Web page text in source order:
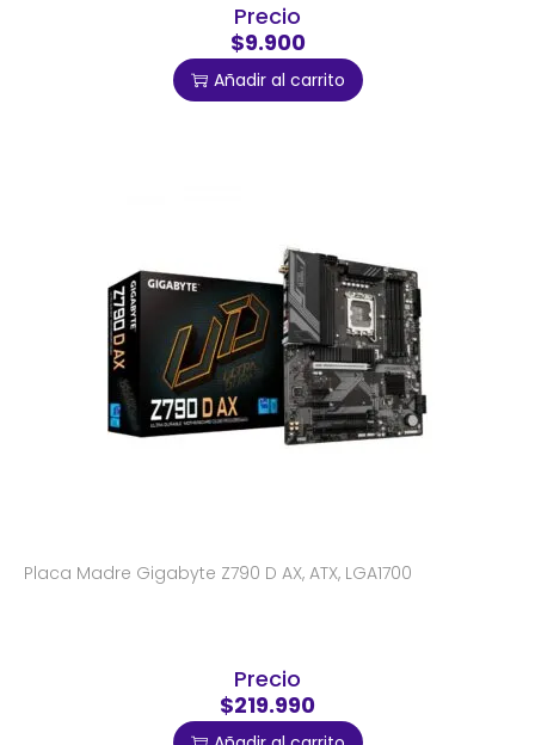
Precio
$9.900
Añadir al carrito
Placa Madre Gigabyte Z790 D AX, ATX, LGA1700
Precio
$219.990